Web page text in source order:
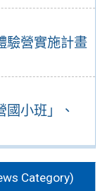
驗營實施計畫
小班」、
Category)